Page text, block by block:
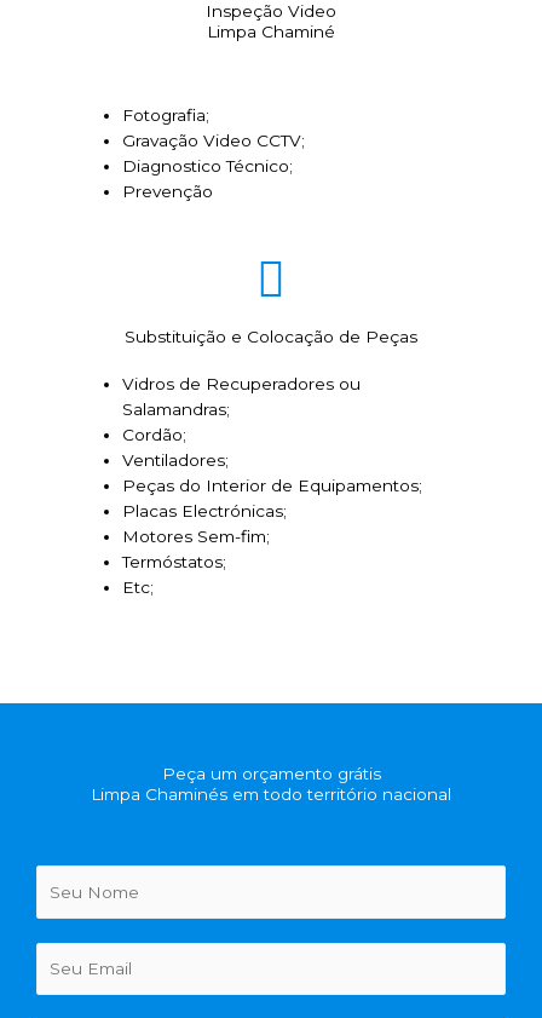
Inspeção Video
Limpa Chaminé
Fotografia;
Gravação Video CCTV;
Diagnostico Técnico;
Prevenção
Substituição e Colocação de Peças
Vidros de Recuperadores ou
Salamandras;
Cordão;
Ventiladores;
Peças do Interior de Equipamentos;
Placas Electrónicas;
Motores Sem-fim;
Termóstatos;
Etc;
Peça um orçamento grátis
Limpa Chaminés em todo território nacional